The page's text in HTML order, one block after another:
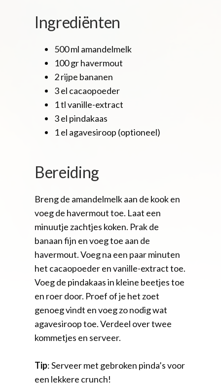
Ingrediënten
500 ml amandelmelk
100 gr havermout
2 rijpe bananen
3 el cacaopoeder
1 tl vanille-extract
3 el pindakaas
1 el agavesiroop (optioneel)
Bereiding
Breng de amandelmelk aan de kook en
voeg de havermout toe. Laat een
minuutje zachtjes koken. Prak de
banaan fijn en voeg toe aan de
havermout. Voeg na een paar minuten
het cacaopoeder en vanille-extract toe.
Voeg de pindakaas in kleine beetjes toe
en roer door. Proef of je het zoet
genoeg vindt en voeg zo nodig wat
agavesiroop toe. Verdeel over twee
kommetjes en serveer.
Tip: Serveer met gebroken pinda’s voor
een lekkere crunch!